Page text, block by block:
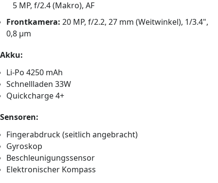
5 MP, f/2.4 (Makro), AF
Frontkamera: 20 MP, f/2.2, 27 mm (Weitwinkel), 1/3.4",
0,8 µm
Akku:
Li-Po 4250 mAh
Schnellladen 33W
Quickcharge 4+
Sensoren:
Fingerabdruck (seitlich angebracht)
Gyroskop
Beschleunigungssensor
Elektronischer Kompass